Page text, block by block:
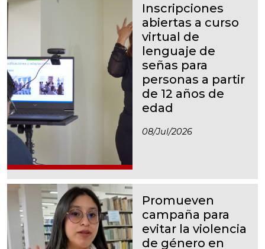
Inscripciones
abiertas a curso
virtual de
lenguaje de
señas para
personas a partir
de 12 años de
edad
08/jul/2026
Promueven
campaña para
evitar la violencia
de género en